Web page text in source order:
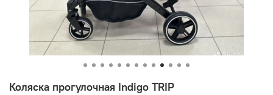
Коляска прогулочная Indigo TRIP